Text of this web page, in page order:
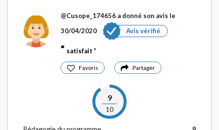
@Cusope_174656 a donné son avis le
30/04/2020
Avis vérifié
satisfait
Favoris Partager
9
10